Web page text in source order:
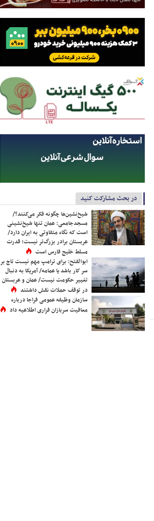
در بحث مشارکت کنید
شیخ‌نشین‌ها چگونه فکر می‌کنند؟/
مسجدجامعی: عمان تنها شیخ‌نشینی
است که نگاه متفاوتی به ایران دارد/
عربستان برادر بزرگ‌تر نیست؛ قدرت
مسلط خلیج فارس است
ابوالفتح: برای ترامپ مهم نیست تاج بر
سر کار باشد یا عمامه/ آمریکا به دنبال
تغییر حکومت نیست/ عمان و عربستان
در توقف حملات نقش داشتند
سازمان وظیفه عمومی فراجا درباره
معافیت سربازان فراری اطلاعیه داد